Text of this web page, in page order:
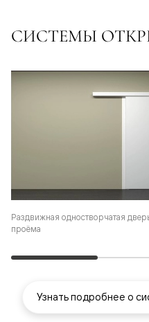
СИСТЕМЫ
Раздвижная одностворчатая
проёма
Узнать подробнее о